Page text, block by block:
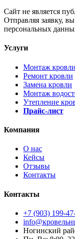
Cайт не является
Отправляя заявку,
персональных
Услуги
Монтаж
Ремонт кровли
Замена кровли
Монтаж
Утепление
Прайс-лист
Компания
О нас
Кейсы
Отзывы
Контакты
Контакты
+7 (903) 199-
Ногинский